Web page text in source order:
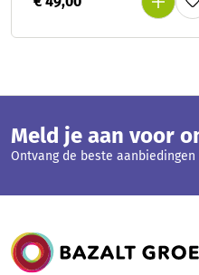
Meld je aan voor
Ontvang de beste
Bazalt Groep